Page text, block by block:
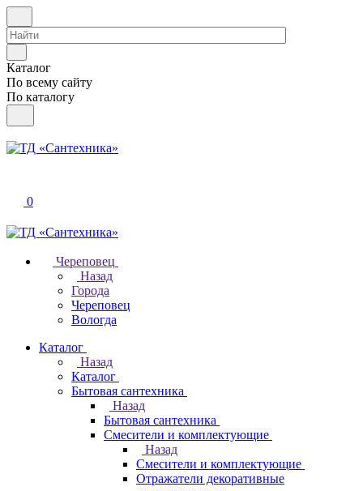
Каталог
По всему сайту
По каталогу
0
Череповец
Назад
Города
Череповец
Вологда
Каталог
Назад
Каталог
Бытовая сантехника
Назад
Бытовая сантехника
Смесители и комплектующие
Назад
Смесители и комплектующие
Отражатели декоративные